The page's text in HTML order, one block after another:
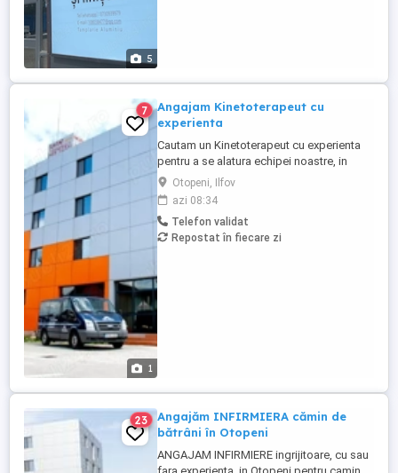
5
1
7
Angajam Kinetoterapeut cu
experienta
Cautam un Kinetoterapeut cu experienta
pentru a se alatura echipei noastre, in
cadrul Centrului de Asistenta Medicala,
Recuperare si Ingrijire Persoane Varstnice
din OTOPENI. Angajam si persoane din
provincie. Cazare si masa asigurate in
conditii optime. Candidatul ideal va fi o
Otopeni, Ilfov
azi 08:34
Telefon validat
Repostat în fiecare zi
23
Angajăm INFIRMIERA cămin de
bătrâni în Otopeni
ANGAJAM INFIRMIERE ingrijitoare, cu sau